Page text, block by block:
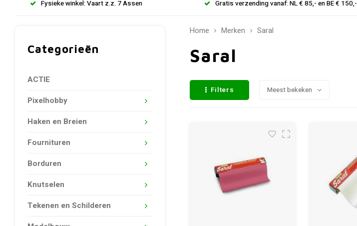
Fysieke winkel: Vaart z.z. 7 Assen Gratis verzending vanaf: NL € 85,- en BE € 150,-
Categorieën
ACTIE
Pixelhobby
Haken en Breien
Fournituren
Borduren
Knutselen
Tekenen en Schilderen
Home Merken Saral
Saral
Filters Meest bekeken